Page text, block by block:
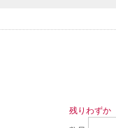
残りわずか